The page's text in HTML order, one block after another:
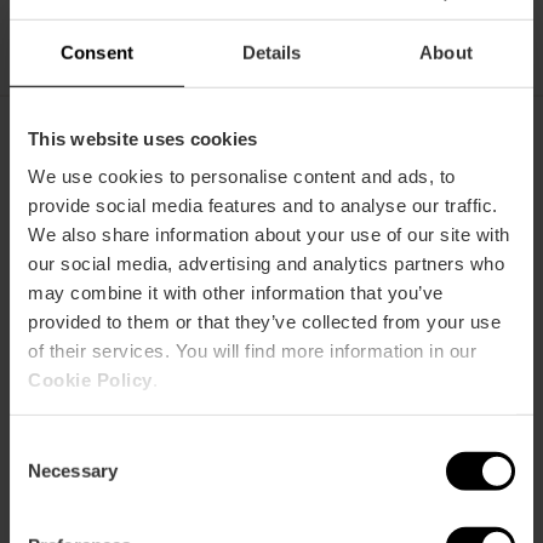
Consent Details About
This website uses cookies
We use cookies to personalise content and ads, to
provide social media features and to analyse our traffic.
We also share information about your use of our site with
our social media, advertising and analytics partners who
may combine it with other information that you’ve
provided to them or that they’ve collected from your use
of their services. You will find more information in our
Cookie Policy
Selection
Necessary
Potrebbe interessarti anche